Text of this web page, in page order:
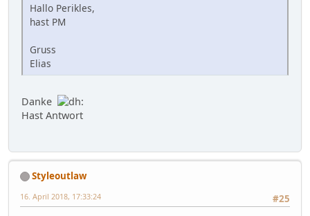
Hallo Perikles,
hast PM
Gruss
Elias
Danke
Hast Antwort
Styleoutlaw
#25
16. April 2018, 17:33:24